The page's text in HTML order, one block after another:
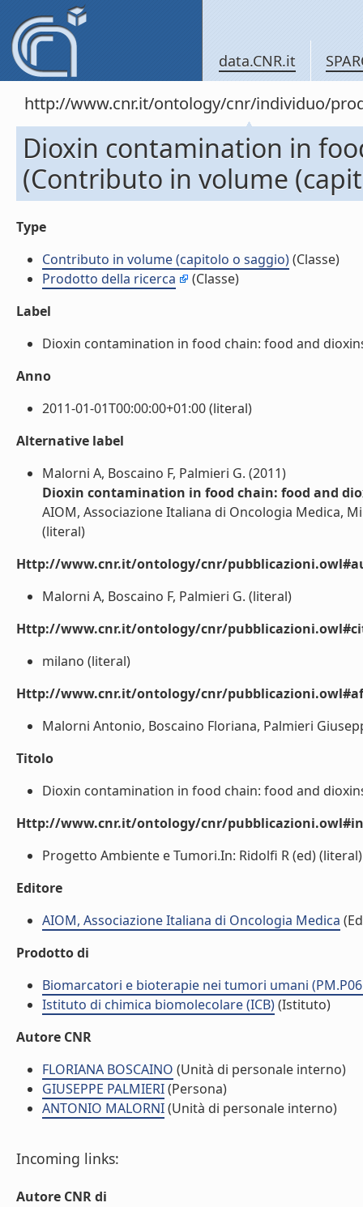
data.CNR.it
http://www.cnr.it/ontology/cnr/individuo/
Dioxin contamination in
(Contributo in volume
Type
Contributo in volume (capitolo o saggio)(Classe)
Prodotto della ricerca
(Classe)
Label
Dioxin contamination in food chain: food and
Anno
2011-01-01T00:00:00+01:00 (literal)
Alternative label
Malorni A, Boscaino F, Palmieri G. (2011)
Dioxin contamination in food chain: food and
AIOM, Associazione Italiana di Oncologia Medica,
(literal)
Http://www.cnr.it/ontology/cnr/
Malorni A, Boscaino F, Palmieri G. (literal)
Http://www.cnr.it/ontology/cnr/
milano (literal)
Http://www.cnr.it/ontology/cnr/
Malorni Antonio, Boscaino Floriana, Palmieri
Titolo
Dioxin contamination in food chain: food and
Http://www.cnr.it/ontology/cnr/
Progetto Ambiente e Tumori.In: Ridolfi R (ed) (literal)
Editore
AIOM, Associazione Italiana di Oncologia Medica
Prodotto di
Biomarcatori e bioterapie nei tumori umani
Istituto di chimica biomolecolare (ICB)(Istituto)
Autore CNR
FLORIANA BOSCAINO (Unità di personale interno)
GIUSEPPE PALMIERI(Persona)
ANTONIO MALORNI(Unità di personale interno)
Incoming links:
Autore CNR di